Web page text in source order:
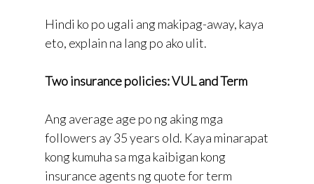
Hindi ko po ugali ang makipag-away, kaya
eto, explain na lang po ako ulit.
Two insurance policies: VUL and Term
Ang average age po ng aking mga
followers ay 35 years old. Kaya minarapat
kong kumuha sa mga kaibigan kong
insurance agents ng quote for term